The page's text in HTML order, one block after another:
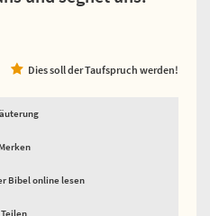
Dies soll der Taufspruch werden!
Bibel online lesen